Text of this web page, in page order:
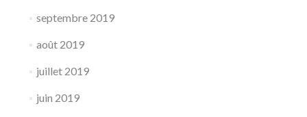
septembre 2019
août 2019
juillet 2019
juin 2019